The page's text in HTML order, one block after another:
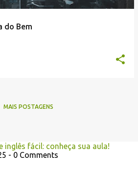
do Bem
MAIS POSTAGENS
inglês fácil: conheça sua aula!
- 0 Comments